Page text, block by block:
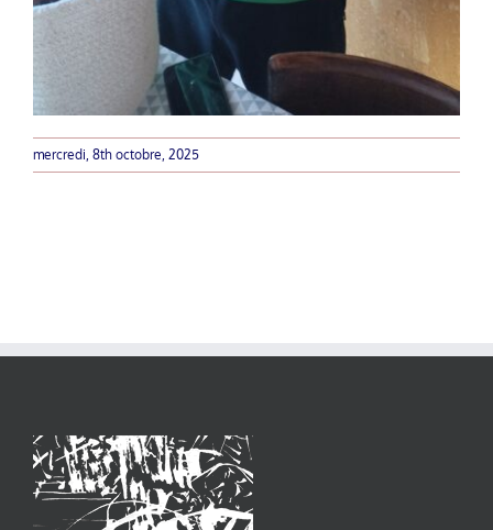
mercredi, 8th octobre, 2025